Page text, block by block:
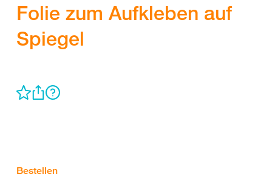
Folie zum Aufkleben auf
Spiegel
Bestellen